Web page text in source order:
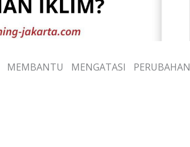
MENGATASI PERUBAHAN